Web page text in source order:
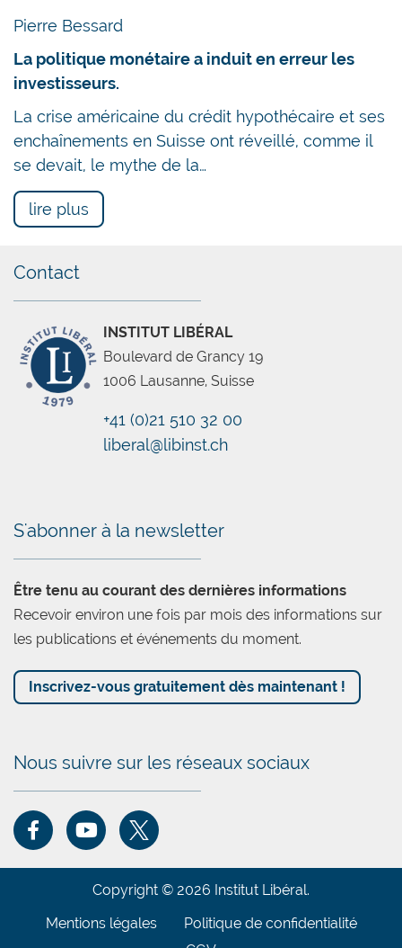
Chatbot
Pierre Bessard
La politique monétaire a induit en erreur les
investisseurs.
La crise américaine du crédit hypothécaire et ses
enchaînements en Suisse ont réveillé, comme il
se devait, le mythe de la…
lire plus
Contact
INSTITUT LIBÉRAL
Boulevard de Grancy 19
1006 Lausanne, Suisse
+41 (0)21 510 32 00
liberal@libinst.ch
S'abonner à la newsletter
Être tenu au courant des dernières informations
Recevoir environ une fois par mois des informations sur
les publications et événements du moment.
Inscrivez-vous gratuitement dès maintenant !
Nous suivre sur les réseaux sociaux
Copyright © 2026 Institut Libéral.
Mentions légales
Politique de confidentialité